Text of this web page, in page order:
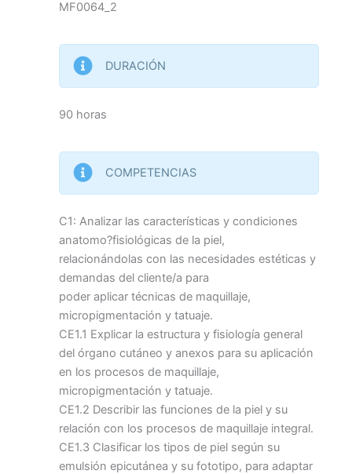
MF0064_2
DURACIÓN
90 horas
COMPETENCIAS
C1: Analizar las características y condiciones
anatomo?fisiológicas de la piel,
relacionándolas con las necesidades estéticas y
demandas del cliente/a para
poder aplicar técnicas de maquillaje,
micropigmentación y tatuaje.
CE1.1 Explicar la estructura y fisiología general
del órgano cutáneo y anexos para su aplicación
en los procesos de maquillaje,
micropigmentación y tatuaje.
CE1.2 Describir las funciones de la piel y su
relación con los procesos de maquillaje integral.
CE1.3 Clasificar los tipos de piel según su
emulsión epicutánea y su fototipo, para adaptar